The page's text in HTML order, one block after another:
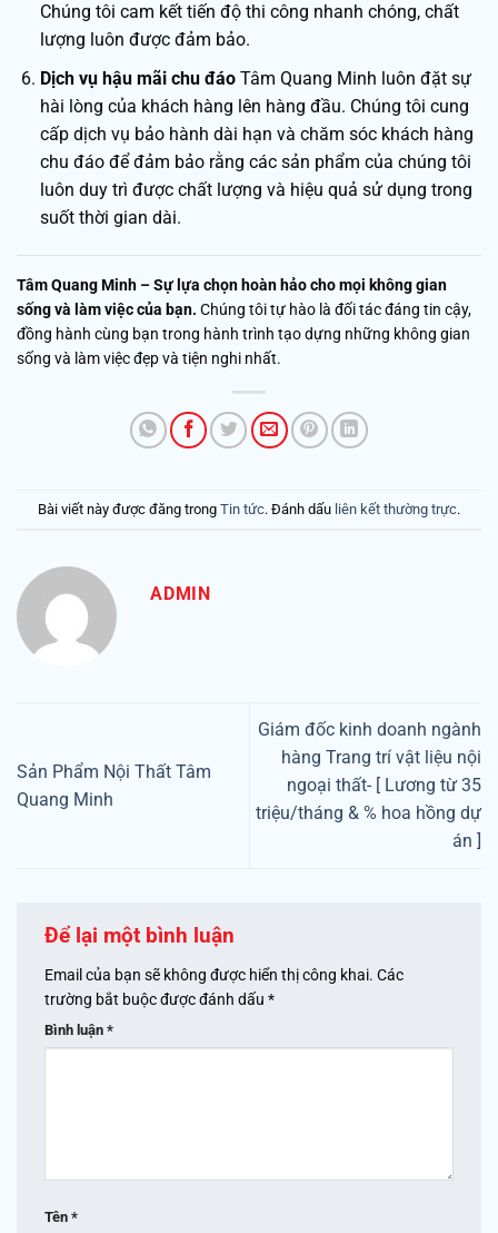
Chúng tôi cam kết tiến độ thi công nhanh chóng, chất
lượng luôn được đảm bảo.
Dịch vụ hậu mãi chu đáoTâm Quang Minh luôn đặt sự
hài lòng của khách hàng lên hàng đầu. Chúng tôi cung
cấp dịch vụ bảo hành dài hạn và chăm sóc khách hàng
chu đáo để đảm bảo rằng các sản phẩm của chúng tôi
luôn duy trì được chất lượng và hiệu quả sử dụng trong
suốt thời gian dài.
Tâm Quang Minh – Sự lựa chọn hoàn hảo cho mọi không gian
sống và làm việc của bạn. Chúng tôi tự hào là đối tác đáng tin cậy,
đồng hành cùng bạn trong hành trình tạo dựng những không gian
sống và làm việc đẹp và tiện nghi nhất.
Bài viết này được đăng trong Tin tức. Đánh dấu liên kết thường trực.
ADMIN
Sản Phẩm Nội Thất Tâm
Quang Minh
Giám đốc kinh doanh ngành
hàng Trang trí vật liệu nội
ngoại thất- [ Lương từ 35
triệu/tháng & % hoa hồng dự
án ]
Để lại một bình luận
Email của bạn sẽ không được hiển thị công khai. Các
trường bắt buộc được đánh dấu *
Bình luận *
Tên *